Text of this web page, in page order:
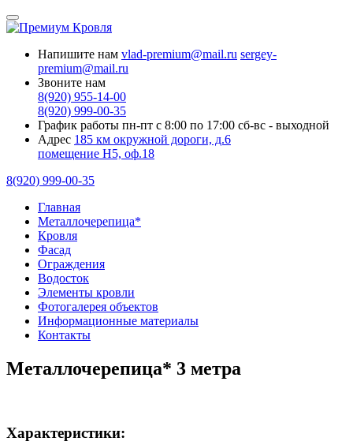
Напишите нам vlad-premium@mail.ru sergey-
premium@mail.ru
Звоните нам
8(920) 955-14-00
8(920) 999-00-35
График работы пн-пт с 8:00 по 17:00 сб-вс - выходной
Адрес 185 км окружной дороги, д.6
помещение Н5, оф.18
8(920) 999-00-35
Главная
Металлочерепица*
Кровля
Фасад
Ограждения
Водосток
Элементы кровли
Фотогалерея объектов
Информационные материалы
Контакты
Металлочерепица* 3 метра
Характеристики: